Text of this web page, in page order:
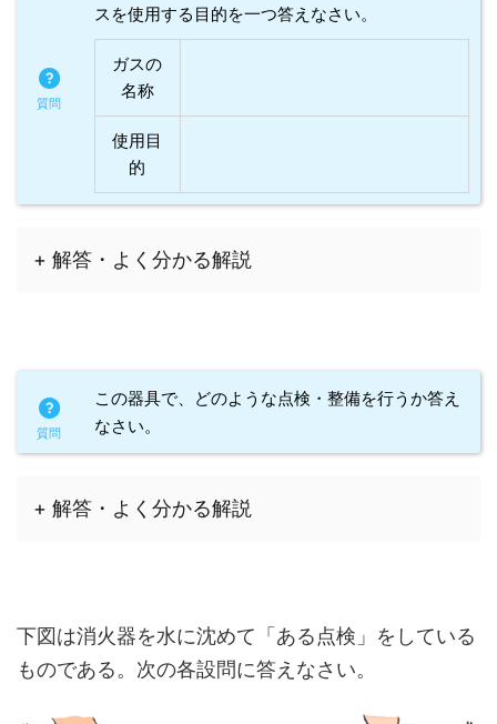
スを使用する目的を一つ答えなさい。
ガスの
名称
使用目
的
+ 解答・よく分かる解説
この器具で、どのような点検・整備を行うか答え
なさい。
+ 解答・よく分かる解説
下図は消火器を水に沈めて「ある点検」をしている
ものである。次の各設問に答えなさい。